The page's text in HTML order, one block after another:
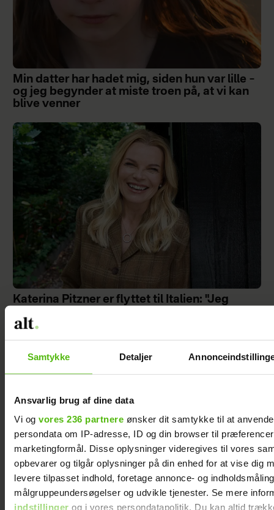
Samtykke Detaljer
Ansvarlig brug af dine data
Vi og vores 236 partnere ønsker dit samtykke til at
persondata om IP-adresse, ID og din browser til
marketingformål. Disse oplysninger videregives til vores
opbevarer og tilgår oplysninger på din enhed for at vise dig
levere tilpasset indhold, foretage annonce- og
målgruppeundersøgelser og udvikle tjenester. Se mere
indstillinger og i vores persondatapolitik. Du kan altid
Min datter har hadet mig, siden hun var lille –
og jeg begynder at miste troen på, at vi kan
blive venner
Katerina Pitzner er flyttet til Italien: "Jeg
sted, hvor man ikke kender nogen"
blev syg, fik
hans døtre en
god idé – og
den gav ham
mod på livet
igen